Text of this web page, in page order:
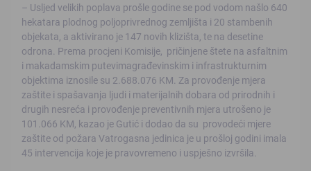
– Usljed velikih poplava prošle godine se pod vodom našlo 640
hekatara plodnog poljoprivrednog zemljišta i 20 stambenih
objekata, a aktivirano je 147 novih klizišta, te na desetine
odrona. Prema procjeni Komisije, pričinjene štete na asfaltnim
i makadamskim putevimagrađevinskim i infrastrukturnim
objektima iznosile su 2.688.076 KM. Za provođenje mjera
zaštite i spašavanja ljudi i materijalnih dobara od prirodnih i
drugih nesreća i provođenje preventivnih mjera utrošeno je
101.066 KM, kazao je Gutić i dodao da su provodeći mjere
zaštite od požara Vatrogasna jedinica je u prošloj godini imala
45 intervencija koje je pravovremeno i uspješno izvršila.